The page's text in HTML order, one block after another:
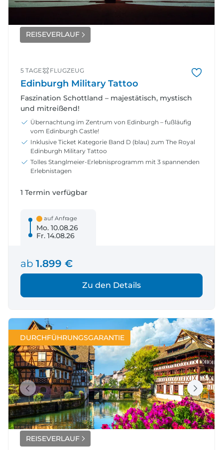
REISEVERLAUF
5 TAGE FLUGZEUG
Edinburgh Military Tattoo
Faszination Schottland – majestätisch, mystisch
und mitreißend!
Übernachtung im Zentrum von Edinburgh – fußläufig
vom Edinburgh Castle!
Inklusive Ticket Kategorie Band D (blau) zum The Royal
Edinburgh Military Tattoo
Tolles Stanglmeier-Erlebnisprogramm mit 3 spannenden
Erlebnistagen
auf Anfrage
Mo. 10.08.26
Fr. 14.08.26
1 Termin verfügbar
ab 1.899 €
Zu den Details
DURCHFÜHRUNGSGARANTIE
REISEVERLAUF